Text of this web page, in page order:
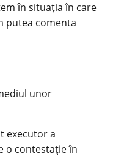
în situația în care
putea comenta
unor
executor a
o contestație în